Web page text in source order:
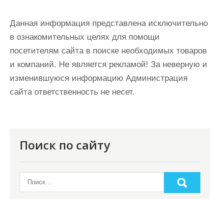
Данная информация представлена исключительно
в ознакомительных целях для помощи
посетителям сайта в поиске необходимых товаров
и компаний. Не является рекламой! За неверную и
изменившуюся информацию Администрация
сайта ответственность не несет.
Поиск по сайту